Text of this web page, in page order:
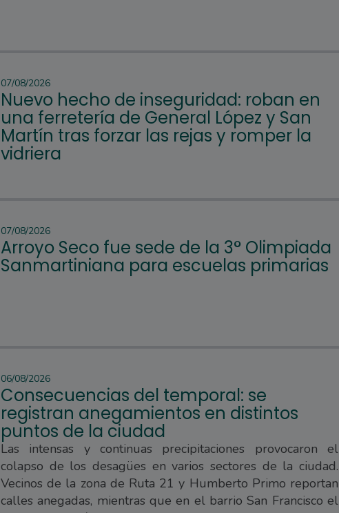
07/08/2026
Nuevo hecho de inseguridad: roban en
una ferretería de General López y San
Martín tras forzar las rejas y romper la
vidriera
07/08/2026
Arroyo Seco fue sede de la 3° Olimpiada
Sanmartiniana para escuelas primarias
06/08/2026
Consecuencias del temporal: se
registran anegamientos en distintos
puntos de la ciudad
Las intensas y continuas precipitaciones provocaron el
colapso de los desagües en varios sectores de la ciudad.
Vecinos de la zona de Ruta 21 y Humberto Primo reportan
calles anegadas, mientras que en el barrio San Francisco el